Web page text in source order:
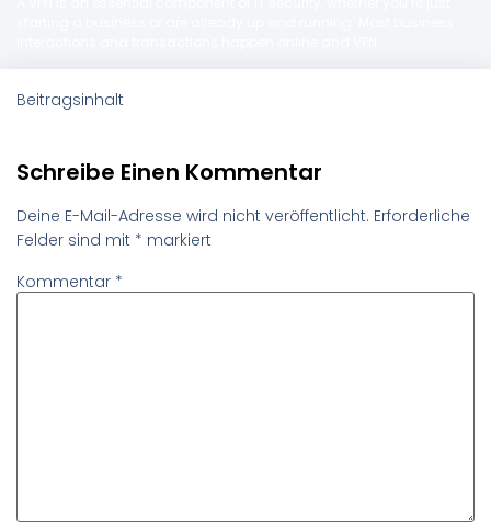
Beitragsinhalt
Schreibe Einen Kommentar
Deine E-Mail-Adresse wird nicht veröffentlicht. Erforderliche
Felder sind mit * markiert
Kommentar *